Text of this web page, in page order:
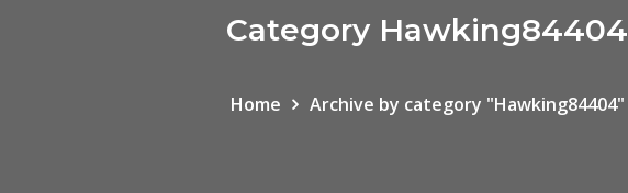
Category Hawking84404
Home Archive by category "Hawking84404"